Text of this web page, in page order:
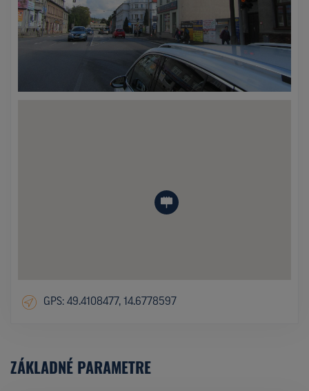
GPS: 49.4108477, 14.6778597
ZÁKLADNÉ PARAMETRE